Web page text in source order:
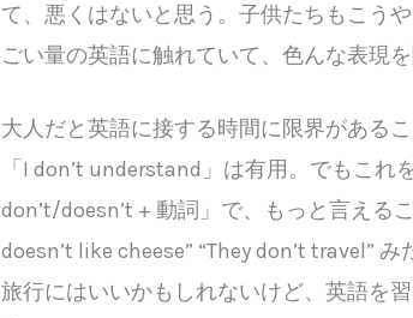
て、悪くはないと思う。子供たちもこう
ごい量の英語に触れていて、色んな表現
大人だと英語に接する時間に限界がある
「I don’t understand」は有用。でもこれ
don’t/doesn’t + 動詞」で、もっと言える
doesn’t like cheese” “They don’t travel”
旅行にはいいかもしれないけど、英語を